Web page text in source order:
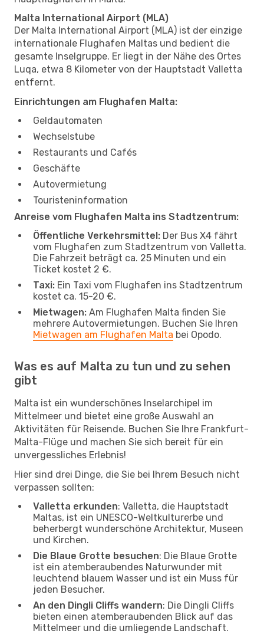
Malta International Airport (MLA)
Der Malta International Airport (MLA) ist der einzige
internationale Flughafen Maltas und bedient die
gesamte Inselgruppe. Er liegt in der Nähe des Ortes
Luqa, etwa 8 Kilometer von der Hauptstadt Valletta
entfernt.
Einrichtungen am Flughafen Malta:
Geldautomaten
Wechselstube
Restaurants und Cafés
Geschäfte
Autovermietung
Touristeninformation
Anreise vom Flughafen Malta ins Stadtzentrum:
Öffentliche Verkehrsmittel: Der Bus X4 fährt
vom Flughafen zum Stadtzentrum von Valletta.
Die Fahrzeit beträgt ca. 25 Minuten und ein
Ticket kostet 2 €.
Taxi: Ein Taxi vom Flughafen ins Stadtzentrum
kostet ca. 15-20 €.
Mietwagen: Am Flughafen Malta finden Sie
mehrere Autovermietungen. Buchen Sie Ihren
Mietwagen am Flughafen Malta bei Opodo.
Was es auf Malta zu tun und zu sehen
gibt
Malta ist ein wunderschönes Inselarchipel im
Mittelmeer und bietet eine große Auswahl an
Aktivitäten für Reisende. Buchen Sie Ihre Frankfurt-
Malta-Flüge und machen Sie sich bereit für ein
unvergessliches Erlebnis!
Hier sind drei Dinge, die Sie bei Ihrem Besuch nicht
verpassen sollten:
Valletta erkunden: Valletta, die Hauptstadt
Maltas, ist ein UNESCO-Weltkulturerbe und
beherbergt wunderschöne Architektur, Museen
und Kirchen.
Die Blaue Grotte besuchen: Die Blaue Grotte
ist ein atemberaubendes Naturwunder mit
leuchtend blauem Wasser und ist ein Muss für
jeden Besucher.
An den Dingli Cliffs wandern: Die Dingli Cliffs
bieten einen atemberaubenden Blick auf das
Mittelmeer und die umliegende Landschaft.